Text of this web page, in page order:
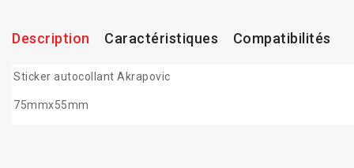
Description Caractéristiques Compatibilités
Sticker autocollant Akrapovic
75mmx55mm